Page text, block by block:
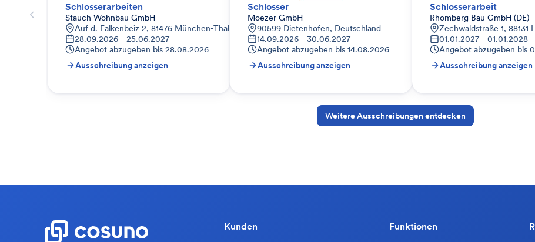
Schlosserarbeiten
Stauch Wohnbau GmbH
Auf d. Falkenbeiz 2, 81476 München-Thalkirchen-Obersendling-Forstenried-Fürstenried-Solln, Deutschland
28.09.2026 - 25.06.2027
Angebot abzugeben bis 28.08.2026
Ausschreibung anzeigen
Schlosser
Moezer GmbH
90599 Dietenhofen, Deutschland
14.09.2026 - 30.06.2027
Angebot abzugeben bis 14.08.2026
Ausschreibung anzeigen
Schlosserarbeit
Rhomberg Bau GmbH (DE)
Zechwaldstraße 1, 88131
01.01.2027 - 01.01.2028
Angebot abzugeben bis
Ausschreibung anzeigen
Weitere Ausschreibungen entdecken
Kunden Funktionen